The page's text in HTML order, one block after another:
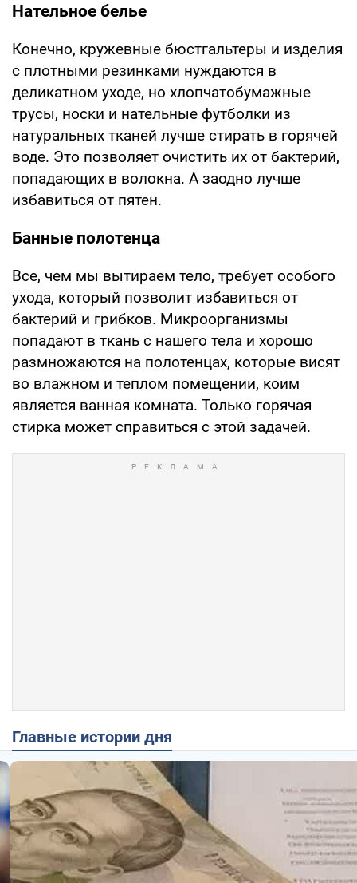
Нательное белье
Конечно, кружевные бюстгальтеры и изделия
с плотными резинками нуждаются в
деликатном уходе, но хлопчатобумажные
трусы, носки и нательные футболки из
натуральных тканей лучше стирать в горячей
воде. Это позволяет очистить их от бактерий,
попадающих в волокна. А заодно лучше
избавиться от пятен.
Банные полотенца
Все, чем мы вытираем тело, требует особого
ухода, который позволит избавиться от
бактерий и грибков. Микроорганизмы
попадают в ткань с нашего тела и хорошо
размножаются на полотенцах, которые висят
во влажном и теплом помещении, коим
является ванная комната. Только горячая
стирка может справиться с этой задачей.
Главные истории дня